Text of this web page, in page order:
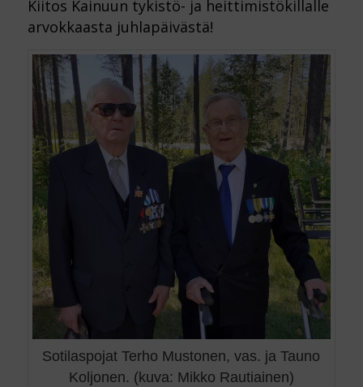
Kiitos Kainuun tykistö- ja heittimistökillalle
arvokkaasta juhlapäivästä!
Sotilaspojat Terho Mustonen, vas. ja Tauno
Koljonen. (kuva: Mikko Rautiainen)